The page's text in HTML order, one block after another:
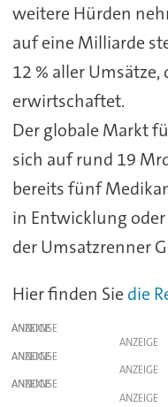
weitere Hürden
auf eine Milliarde
12 % aller
erwirtschaftet.
Der globale Markt
sich auf rund 19
bereits fünf
in Entwicklung
der Umsatzrenner
Hier finden Sie die
ANZEIGE
ANZEIGE
ANZEIGE
ANZEIGE
ANZEIGE
ANZEIGE